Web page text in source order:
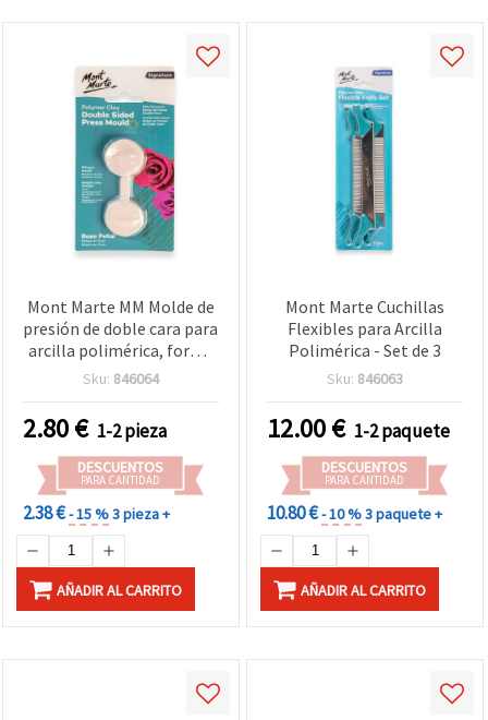
Mont Marte MM Molde de
presión de doble cara para
arcilla polimérica, forma
de pétalo de rosa, 35 x 34 x
Sku: 846064
2.80€ 1-2 pieza
DESCUENTOS
PARA CANTIDAD
2.38 €- 15 %3 pieza +
AÑADIR AL CARRITO
Mont Marte Cuchillas
Flexibles para Arcilla
Polimérica - Set de 3
Sku: 846063
12.00€ 1-2 paquete
DESCUENTOS
PARA CANTIDAD
10.80 €- 10 %3 paquete +
AÑADIR AL CARRITO